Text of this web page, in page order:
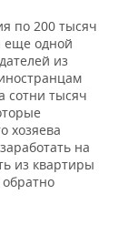
по 200 тысяч
еще одной
из
сотни тысяч
хозяева
на
из квартиры